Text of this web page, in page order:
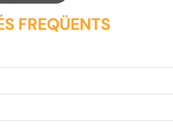
FREQÜENTS